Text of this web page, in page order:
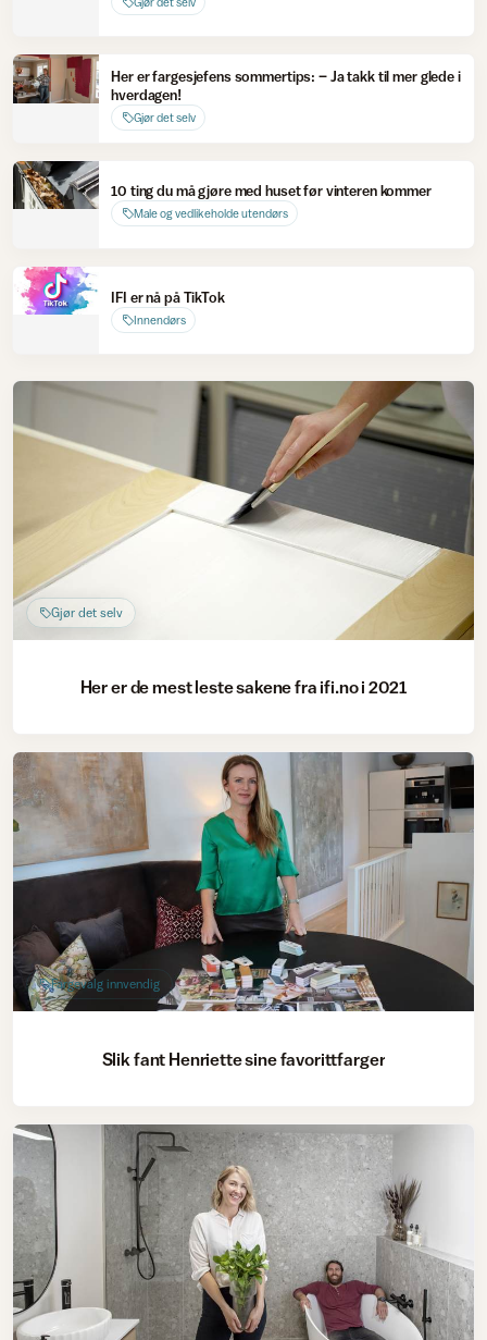
Her er fargesjefens sommertips: – Ja takk til mer glede i
hverdagen!
Gjør det selv
10 ting du må gjøre med huset før vinteren kommer
Male og vedlikeholde utendørs
IFI er nå på TikTok
Innendørs
Gjør det selv
Her er de mest leste sakene fra ifi.no i 2021
Fargevalg innvendig
Slik fant Henriette sine favorittfarger